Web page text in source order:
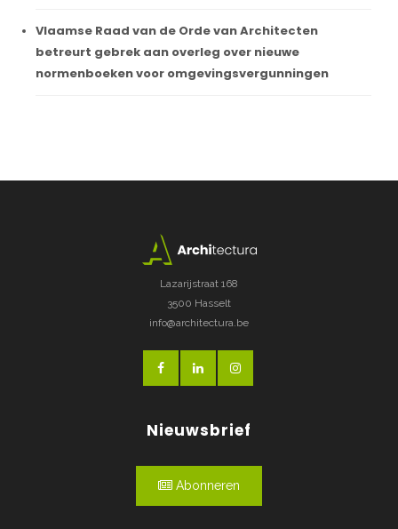
Vlaamse Raad van de Orde van Architecten
betreurt gebrek aan overleg over nieuwe
normenboeken voor omgevingsvergunningen
Lazarijstraat 168
3500 Hasselt
info@architectura.be
Nieuwsbrief
Abonneren